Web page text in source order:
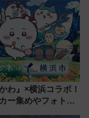
ッズ徹底ガイド
わ』×横浜コラボ！
ー集めやフォトス